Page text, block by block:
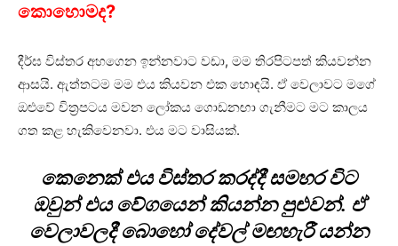
කොහොමද?
දීර්ඝ විස්තර අහගෙන ඉන්නවාට වඩා, මම තිරපිටපත් කියවන්න
ආසයි. ඇත්තටම මම එය කියවන එක හොඳයි. ඒ වෙලාවට මගේ
ඔළුවේ චිත්‍රපටය මවන ලෝකය ගොඩනඟා ගැනීමට මට කාලය
ගත කළ හැකිවෙනවා. එය මට වාසියක්.
කෙනෙක් එය විස්තර කරද්දී සමහර විට
ඔවුන් එය වේගයෙන් කියන්න පුළුවන්. ඒ
වෙලාවලදී බොහෝ දේවල් මඟහැරී යන්න